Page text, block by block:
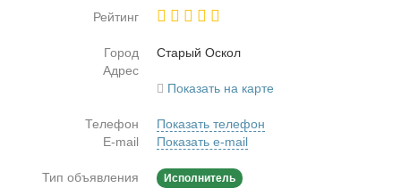
Рейтинг
Город
Ста­рый Оскол
Адрес
Показать на карте
Телефон
Показать телефон
E-mail
Показать e-mail
Тип объявления Исполнитель